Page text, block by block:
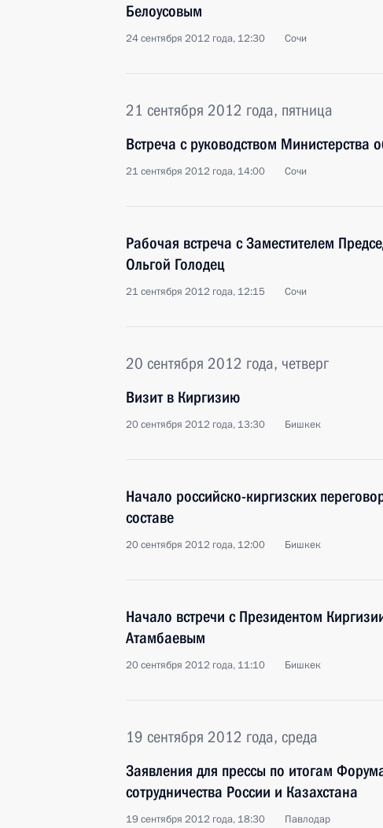
Белоусовым
24 сентября 2012 года, 12:30 Сочи
21 сентября 2012 года, пятница
Встреча с руководством Министерства
21 сентября 2012 года, 14:00 Сочи
Рабочая встреча с Заместителем
Ольгой Голодец
21 сентября 2012 года, 12:15 Сочи
20 сентября 2012 года, четверг
Визит в Киргизию
20 сентября 2012 года, 13:30 Бишкек
Начало российско-киргизских
составе
20 сентября 2012 года, 12:00 Бишкек
Начало встречи с Президентом
Атамбаевым
20 сентября 2012 года, 11:10 Бишкек
19 сентября 2012 года, среда
Заявления для прессы по итогам
сотрудничества России и Казахстана
19 сентября 2012 года, 18:30 Павлодар